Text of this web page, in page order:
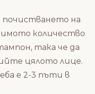
почистването на
количество
така че да
цялото лице.
е 2-3 пъти в